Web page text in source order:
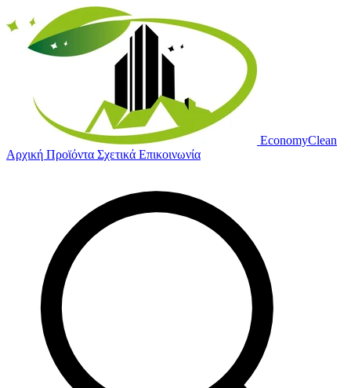
EconomyClean
Αρχική Προϊόντα Σχετικά Επικοινωνία